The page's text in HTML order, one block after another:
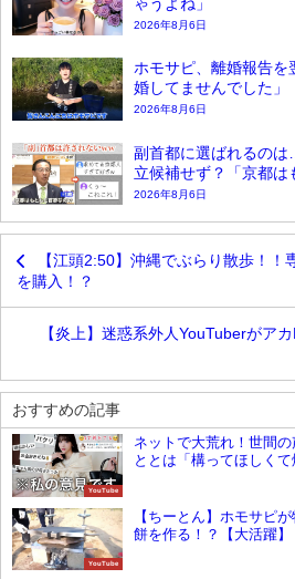
2026年8月6日
ホモサピ、離婚報告を
婚してませんでした」
2026年8月6日
副首都に選ばれるの
立候補せず？「京都は
2026年8月6日
【江頭2:50】沖縄でぶらり散歩！
を購入！？
【炎上】迷惑系外人YouTuberがア
おすすめの記事
YouTube
ネットで大荒れ！世間
ととは「構ってほしくて
YouTube
【ちーとん】ホモサピ
餅を作る！？【大活躍】